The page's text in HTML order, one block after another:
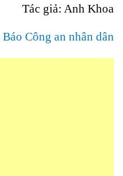
Tác giả: Anh Khoa
Báo Công an nhân dân